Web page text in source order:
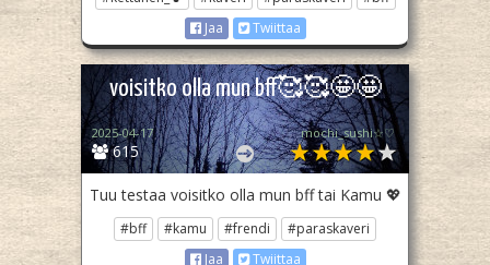
Jaa
Twiittaa
voisitko olla mun bff🥰🥰🤩🤩
615
2025-04-17 mochi_sushi☆♡
Tuu testaa voisitko olla mun bff tai Kamu 💖
#bff #kamu #frendi
#paraskaveri
Jaa
Twiittaa